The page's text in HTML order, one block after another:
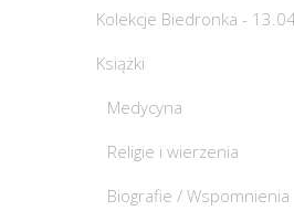
Kolekcje Biedronka -
Książki
Medycyna
Religie i wierzenia
Biografie / Wspomnienia